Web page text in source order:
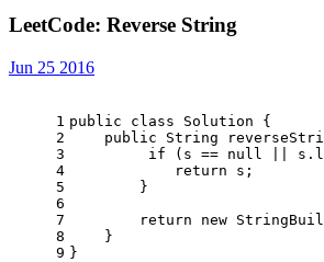
LeetCode: Reverse String
Jun 25 2016
1
2
3
4
5
6
7
8
9
public class Solution {
public String
if (s == null ||
return s;
        }
return
new
    }
}